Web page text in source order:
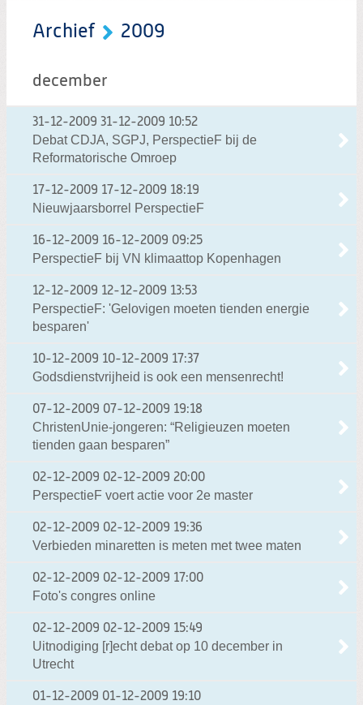
Archief 2009
december
31-12-2009 31-12-2009 10:52
Debat CDJA, SGPJ, PerspectieF bij de
Reformatorische Omroep
17-12-2009 17-12-2009 18:19
Nieuwjaarsborrel PerspectieF
16-12-2009 16-12-2009 09:25
PerspectieF bij VN klimaattop Kopenhagen
12-12-2009 12-12-2009 13:53
PerspectieF: 'Gelovigen moeten tienden energie
besparen'
10-12-2009 10-12-2009 17:37
Godsdienstvrijheid is ook een mensenrecht!
07-12-2009 07-12-2009 19:18
ChristenUnie-jongeren: “Religieuzen moeten
tienden gaan besparen”
02-12-2009 02-12-2009 20:00
PerspectieF voert actie voor 2e master
02-12-2009 02-12-2009 19:36
Verbieden minaretten is meten met twee maten
02-12-2009 02-12-2009 17:00
Foto's congres online
02-12-2009 02-12-2009 15:49
Uitnodiging [r]echt debat op 10 december in
Utrecht
01-12-2009 01-12-2009 19:10